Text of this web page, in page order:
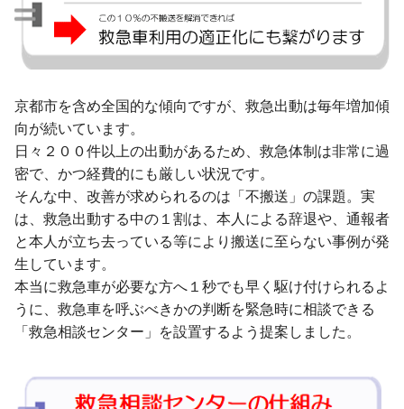
京都市を含め全国的な傾向ですが、救急出動は毎年増加傾
向が続いています。
日々２００件以上の出動があるため、救急体制は非常に過
密で、かつ経費的にも厳しい状況です。
そんな中、改善が求められるのは「不搬送」の課題。実
は、救急出動する中の１割は、本人による辞退や、通報者
と本人が立ち去っている等により搬送に至らない事例が発
生しています。
本当に救急車が必要な方へ１秒でも早く駆け付けられるよ
うに、救急車を呼ぶべきかの判断を緊急時に相談できる
「救急相談センター」を設置するよう提案しました。